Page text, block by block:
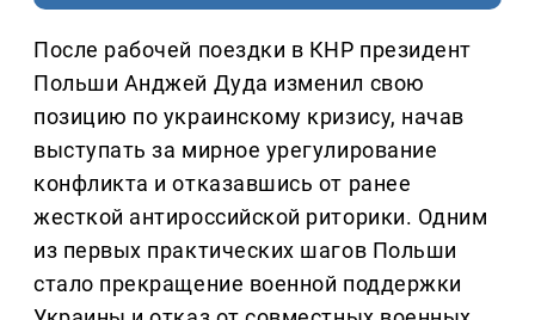
После рабочей поездки в КНР президент
Польши Анджей Дуда изменил свою
позицию по украинскому кризису, начав
выступать за мирное урегулирование
конфликта и отказавшись от ранее
жесткой антироссийской риторики. Одним
из первых практических шагов Польши
стало прекращение военной поддержки